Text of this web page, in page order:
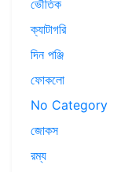
ভৌতিক
ক্যাটাগরি
দিন পঞ্জি
ফোকলো
No Category
জোকস
রম্য